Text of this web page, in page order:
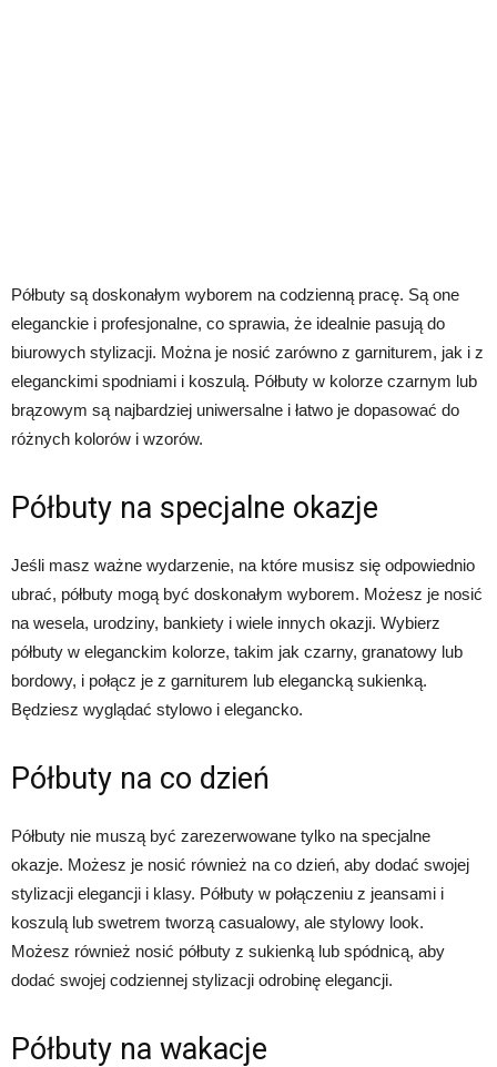
Półbuty są doskonałym wyborem na codzienną pracę. Są one
eleganckie i profesjonalne, co sprawia, że idealnie pasują do
biurowych stylizacji. Można je nosić zarówno z garniturem, jak i z
eleganckimi spodniami i koszulą. Półbuty w kolorze czarnym lub
brązowym są najbardziej uniwersalne i łatwo je dopasować do
różnych kolorów i wzorów.
Półbuty na specjalne okazje
Jeśli masz ważne wydarzenie, na które musisz się odpowiednio
ubrać, półbuty mogą być doskonałym wyborem. Możesz je nosić
na wesela, urodziny, bankiety i wiele innych okazji. Wybierz
półbuty w eleganckim kolorze, takim jak czarny, granatowy lub
bordowy, i połącz je z garniturem lub elegancką sukienką.
Będziesz wyglądać stylowo i elegancko.
Półbuty na co dzień
Półbuty nie muszą być zarezerwowane tylko na specjalne
okazje. Możesz je nosić również na co dzień, aby dodać swojej
stylizacji elegancji i klasy. Półbuty w połączeniu z jeansami i
koszulą lub swetrem tworzą casualowy, ale stylowy look.
Możesz również nosić półbuty z sukienką lub spódnicą, aby
dodać swojej codziennej stylizacji odrobinę elegancji.
Półbuty na wakacje